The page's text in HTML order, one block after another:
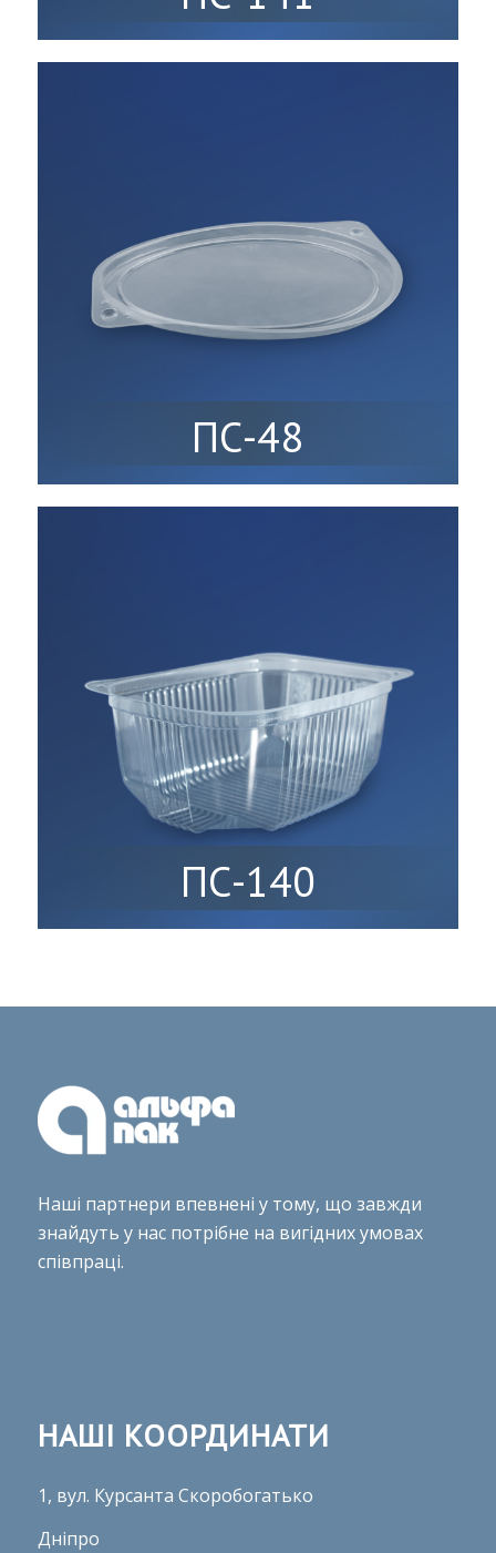
ПС-48
ПС-140
Наші партнери впевнені у тому, що завжди
знайдуть у нас потрібне на вигідних умовах
співпраці.
НАШІ КООРДИНАТИ
1, вул. Курсанта Скоробогатько
Дніпро